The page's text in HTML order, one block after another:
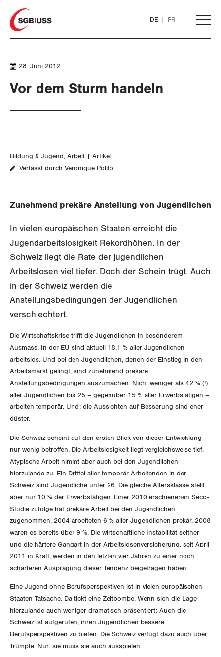
Home
DE FR
THEMEN
Löhne und Vertragspolitik
Flankierende Massnahmen und
Arbeitsrechte
Gewerkschaftsrechte
Arbeitssicherheit und Gesundheitsschutz
WIRTSCHAFT
Finanzen und Steuerpolitik
Geld und Währung
Aussenwirtschaft
Verteilung
SOZIALPOLITIK
Berufliche Vorsorge
Arbeitslosenversicherung
Überbrückungsleistung
CORONA-VIRUS
SERVICE PUBLIC
Energie und Umwelt
Kommunikation und Medien
GLEICHSTELLUNG
Gleichstellung von LGBTI
BILDUNG & JUGEND
International
Schweiz
Landesstreik
GEWERKSCHAFTSMITGLIED WERDEN
LOHNRECHNER
WEITERBILDUNG
Bestellformular
DER SGB
ZENTRALSEKRETARIAT
KANTONALE BÜNDE
ANGESCHLOSSENE VERBÄNDE
Medien
Artikel
Medienmitteilungen
Blog
Kontakt
28. Juni 2012
Vor dem Sturm handeln
Bildung & Jugend Arbeit
Artikel
Verfasst durch Véronique Polito
Zunehmend prekäre Anstellung von Jugendlichen
In vielen europäischen Staaten erreicht die
Jugendarbeitslosigkeit Rekordhöhen. In der
Schweiz liegt die Rate der jugendlichen
Arbeitslosen viel tiefer. Doch der Schein trügt. Auch
in der Schweiz werden die
Anstellungsbedingungen der Jugendlichen
verschlechtert.
Die Wirtschaftskrise trifft die Jugendlichen in besonderem
Ausmass. In der EU sind aktuell 18,1 % aller Jugendlichen
arbeitslos. Und bei den Jugendlichen, denen der Einstieg in den
Arbeitsmarkt gelingt, sind zunehmend prekäre
Anstellungsbedingungen auszumachen. Nicht weniger als 42 % (!)
aller Jugendlichen bis 25 – gegenüber 15 % aller Erwerbstätigen –
arbeiten temporär. Und: die Aussichten auf Besserung sind eher
düster.
Die Schweiz scheint auf den ersten Blick von dieser Entwicklung
nur wenig betroffen. Die Arbeitslosigkeit liegt vergleichsweise tief.
Atypische Arbeit nimmt aber auch bei den Jugendlichen
hierzulande zu. Ein Drittel aller temporär Arbeitenden in der
Schweiz sind Jugendliche unter 26. Die gleiche Altersklasse stellt
aber nur 10 % der Erwerbstätigen. Einer 2010 erschienenen Seco-
Studie zufolge hat prekäre Arbeit bei den Jugendlichen
zugenommen. 2004 arbeiteten 6 % aller Jugendlichen prekär, 2008
waren es bereits über 9 %. Die wirtschaftliche Instabilität seither
und die härtere Gangart in der Arbeitslosenversicherung, seit April
2011 in Kraft, werden in den letzten vier Jahren zu einer noch
schärferen Ausprägung dieser Tendenz beigetragen haben.
Eine Jugend ohne Berufsperspektiven ist in vielen europäischen
Staaten Tatsache. Da tickt eine Zeitbombe. Wenn sich die Lage
hierzulande auch weniger dramatisch präsentiert: Auch die
Schweiz ist aufgerufen, ihren Jugendlichen bessere
Berufsperspektiven zu bieten. Die Schweiz verfügt dazu auch über
Trümpfe. Nur: sie muss sie auch ausspielen.